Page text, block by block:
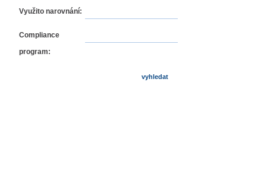
Využito narovnání:
Compliance
program: